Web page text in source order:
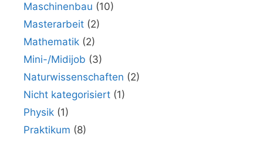
Maschinenbau (10)
Masterarbeit (2)
Mathematik (2)
Mini-/Midijob (3)
Naturwissenschaften (2)
Nicht kategorisiert (1)
Physik (1)
Praktikum (8)